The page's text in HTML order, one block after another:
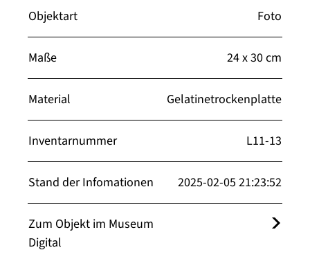
Objektart
Foto
Maße 24 x 30 cm
Material Gelatinetrockenplatte
Inventarnummer L11-13
Stand der Infomationen 2025-02-05 21:23:52
Zum Objekt im Museum
Digital